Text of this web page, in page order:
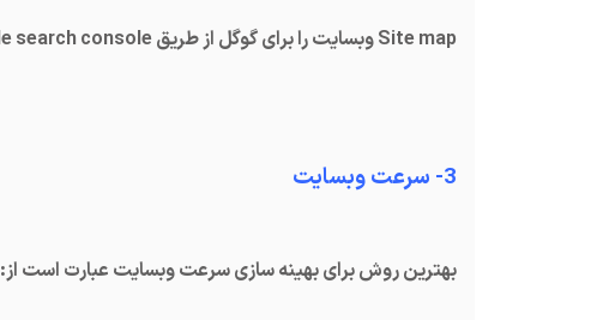
Site map وبسایت را برای گوگل از طریق google search console ارسال کنید.
3- سرعت وبسایت
بهترین روش برای بهینه سازی سرعت وبسایت عبارت است از: